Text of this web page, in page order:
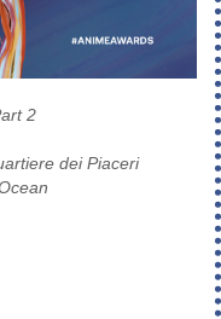
2
dei Piaceri